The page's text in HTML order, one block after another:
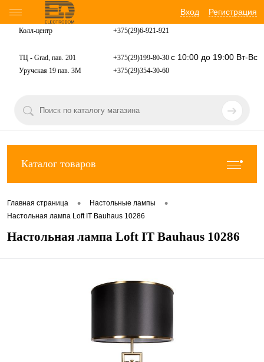
Вход Регистрация
Колл-центр +375(29)6-921-921
ТЦ - Grad, пав. 201 +375(29)199-80-30 с 10:00 до 19:00 Вт-Вс
Уручская 19 пав. 3М +375(29)354-30-60
Каталог товаров
Главная страница • Настольные лампы •
Настольная лампа Loft IT Bauhaus 10286
Настольная лампа Loft IT Bauhaus 10286